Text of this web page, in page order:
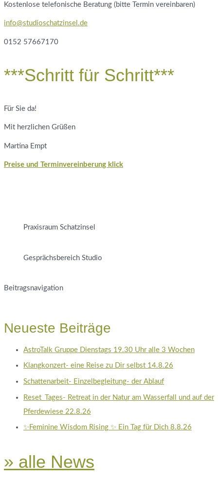
Kostenlose telefonische Beratung (bitte Termin vereinbaren)
info@studioschatzinsel.de
0152 57667170
***Schritt für Schritt***
Für Sie da!
Mit herzlichen Grüßen
Martina Empt
Preise und Terminvereinberung klick
Praxisraum Schatzinsel
Gesprächsbereich Studio
Beitragsnavigation
Neueste Beiträge
AstroTalk Gruppe Dienstags 19.30 Uhr alle 3 Wochen
Klangkonzert- eine Reise zu Dir selbst 14.8.26
Schattenarbeit- Einzelbegleitung- der Ablauf
Reset_Tages- Retreat in der Natur am Wasserfall und auf der
Pferdewiese 22.8.26
✨Feminine Wisdom Rising ✨ Ein Tag für Dich 8.8.26
» alle News